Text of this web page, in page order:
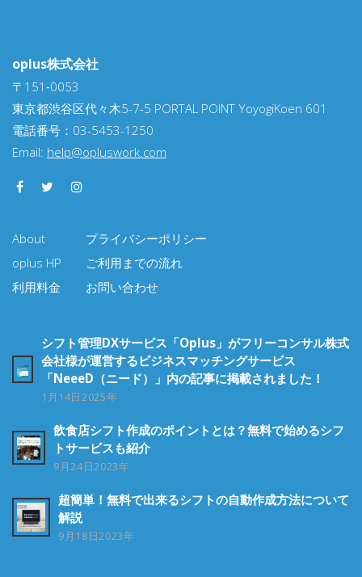
oplus株式会社
〒151‐0053
東京都渋谷区代々木5-7-5 PORTAL POINT YoyogiKoen 601
電話番号：03-5453-1250
Email: help@opluswork.com
About
oplus HP
利用料金
プライバシーポリシー
ご利用までの流れ
お問い合わせ
シフト管理DXサービス「oplus」がフリーコンサル株式
会社様が運営するビジネスマッチングサービス
「NeeeD（ニード）」内の記事に掲載されました！
1月14日2025年
飲食店シフト作成のポイントとは？無料で始めるシフ
トサービスも紹介
9月24日2023年
超簡単！無料で出来るシフトの自動作成方法について
解説
9月18日2023年